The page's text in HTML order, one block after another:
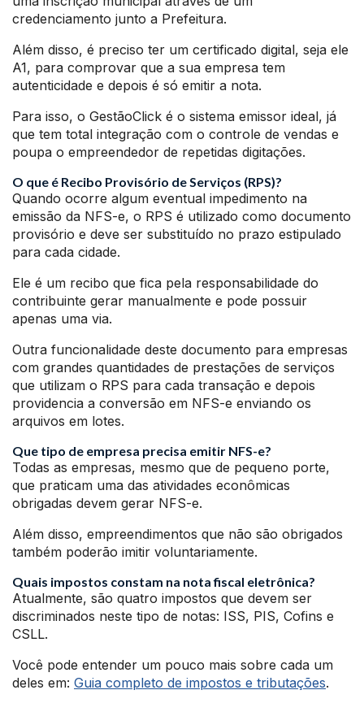
credenciamento junto a Prefeitura.
Além disso, é preciso ter um certificado digital, seja ele
A1, para comprovar que a sua empresa tem
autenticidade e depois é só emitir a nota.
Para isso, o GestãoClick é o sistema emissor ideal, já
que tem total integração com o controle de vendas e
poupa o empreendedor de repetidas digitações.
O que é Recibo Provisório de Serviços (RPS)?
Quando ocorre algum eventual impedimento na
emissão da NFS-e, o RPS é utilizado como documento
provisório e deve ser substituído no prazo estipulado
para cada cidade.
Ele é um recibo que fica pela responsabilidade do
contribuinte gerar manualmente e pode possuir
apenas uma via.
Outra funcionalidade deste documento para empresas
com grandes quantidades de prestações de serviços
que utilizam o RPS para cada transação e depois
providencia a conversão em NFS-e enviando os
arquivos em lotes.
Que tipo de empresa precisa emitir NFS-e?
Todas as empresas, mesmo que de pequeno porte,
que praticam uma das atividades econômicas
obrigadas devem gerar NFS-e.
Além disso, empreendimentos que não são obrigados
também poderão imitir voluntariamente.
Quais impostos constam na nota fiscal eletrônica?
Atualmente, são quatro impostos que devem ser
discriminados neste tipo de notas: ISS, PIS, Cofins e
CSLL.
Você pode entender um pouco mais sobre cada um
deles em: Guia completo de impostos e tributações.